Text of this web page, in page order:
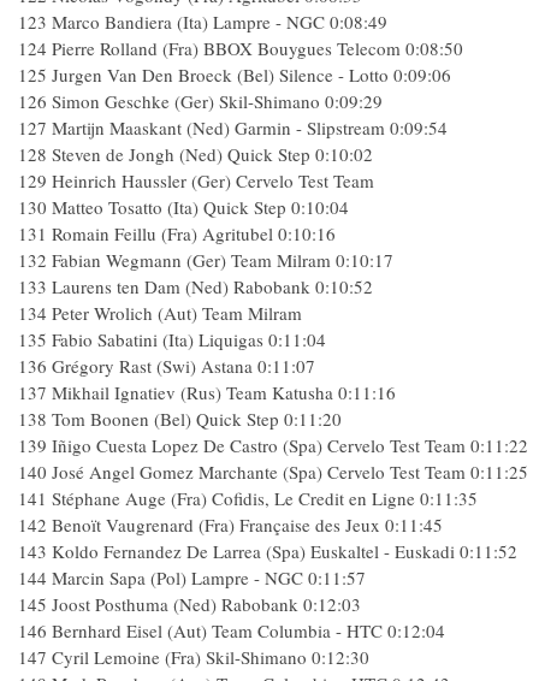
123 Marco Bandiera (Ita) Lampre - NGC 0:08:49
124 Pierre Rolland (Fra) BBOX Bouygues Telecom 0:08:50
125 Jurgen Van Den Broeck (Bel) Silence - Lotto 0:09:06
126 Simon Geschke (Ger) Skil-Shimano 0:09:29
127 Martijn Maaskant (Ned) Garmin - Slipstream 0:09:54
128 Steven de Jongh (Ned) Quick Step 0:10:02
129 Heinrich Haussler (Ger) Cervelo Test Team
130 Matteo Tosatto (Ita) Quick Step 0:10:04
131 Romain Feillu (Fra) Agritubel 0:10:16
132 Fabian Wegmann (Ger) Team Milram 0:10:17
133 Laurens ten Dam (Ned) Rabobank 0:10:52
134 Peter Wrolich (Aut) Team Milram
135 Fabio Sabatini (Ita) Liquigas 0:11:04
136 Grégory Rast (Swi) Astana 0:11:07
137 Mikhail Ignatiev (Rus) Team Katusha 0:11:16
138 Tom Boonen (Bel) Quick Step 0:11:20
139 Iñigo Cuesta Lopez De Castro (Spa) Cervelo Test Team 0:11:22
140 José Angel Gomez Marchante (Spa) Cervelo Test Team 0:11:25
141 Stéphane Auge (Fra) Cofidis, Le Credit en Ligne 0:11:35
142 Benoït Vaugrenard (Fra) Française des Jeux 0:11:45
143 Koldo Fernandez De Larrea (Spa) Euskaltel - Euskadi 0:11:52
144 Marcin Sapa (Pol) Lampre - NGC 0:11:57
145 Joost Posthuma (Ned) Rabobank 0:12:03
146 Bernhard Eisel (Aut) Team Columbia - HTC 0:12:04
147 Cyril Lemoine (Fra) Skil-Shimano 0:12:30